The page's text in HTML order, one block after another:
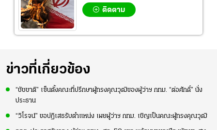
ติดตาม
ข่าวที่เกี่ยวข้อง
“ชัชชาติ” เซ็นตั้งคณะที่ปรึกษาผู้ทรงคุณวุฒิของผู้ว่าฯ กทม. “ต่อศักดิ์” นั่ง
ประธาน
“วิโรจน์” ขอปฏิเสธรับตำแหน่ง เผยผู้ว่าฯ กทม. เชิญเป็นคณะผู้ทรงคุณวุฒิ